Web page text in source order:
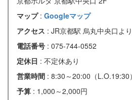
マップ : Googleマップ
アクセス : JR京都駅 烏丸中央口よ
電話番号 : 075-744-0552
定休日 : 不定休あり
営業時間 : 8:30～20:00（L.O.19:30）
予算 : 1,000～2,000円